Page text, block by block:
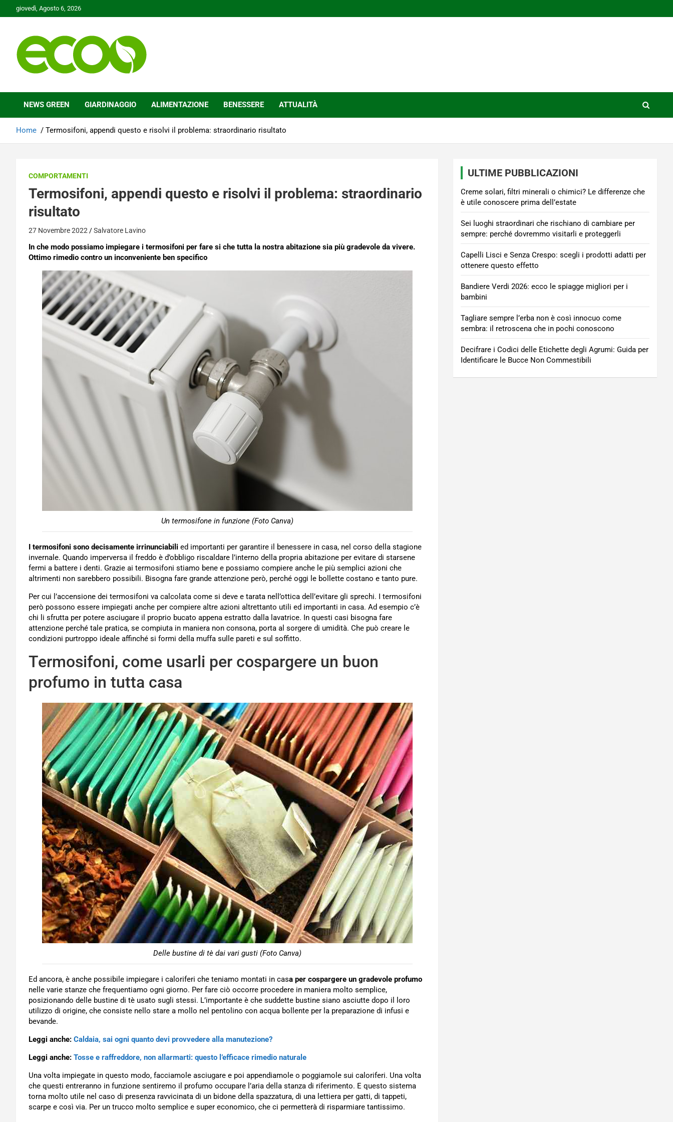
to
giovedì, Agosto 6, 2026
Ecoo.it
NEWS GREEN GIARDINAGGIO ALIMENTAZIONE BENESSERE ATTUALITÀ
Home Termosifoni, appendi questo e risolvi il problema: straordinario risultato
COMPORTAMENTI
Termosifoni, appendi questo e risolvi il problema: straordinario
risultato
27 Novembre 2022 Salvatore Lavino
In che modo possiamo impiegare i termosifoni per fare si che tutta la nostra abitazione sia più gradevole da vivere.
Ottimo rimedio contro un inconveniente ben specifico
Un termosifone in funzione (Foto Canva)
I termosifoni sono decisamente irrinunciabili ed importanti per garantire il benessere in casa, nel corso della stagione
invernale. Quando imperversa il freddo è d’obbligo riscaldare l’interno della propria abitazione per evitare di starsene
fermi a battere i denti. Grazie ai termosifoni stiamo bene e possiamo compiere anche le più semplici azioni che
altrimenti non sarebbero possibili. Bisogna fare grande attenzione però, perché oggi le bollette costano e tanto pure.
Per cui l’accensione dei termosifoni va calcolata come si deve e tarata nell’ottica dell’evitare gli sprechi. I termosifoni
però possono essere impiegati anche per compiere altre azioni altrettanto utili ed importanti in casa. Ad esempio c’è
chi li sfrutta per potere asciugare il proprio bucato appena estratto dalla lavatrice. In questi casi bisogna fare
attenzione perché tale pratica, se compiuta in maniera non consona, porta al sorgere di umidità. Che può creare le
condizioni purtroppo ideale affinché si formi della muffa sulle pareti e sul soffitto.
Termosifoni, come usarli per cospargere un buon
profumo in tutta casa
Delle bustine di tè dai vari gusti (Foto Canva)
Ed ancora, è anche possibile impiegare i caloriferi che teniamo montati in casa per cospargere un gradevole profumo
nelle varie stanze che frequentiamo ogni giorno. Per fare ciò occorre procedere in maniera molto semplice,
posizionando delle bustine di tè usato sugli stessi. L’importante è che suddette bustine siano asciutte dopo il loro
utilizzo di origine, che consiste nello stare a mollo nel pentolino con acqua bollente per la preparazione di infusi e
bevande.
Leggi anche: Caldaia, sai ogni quanto devi provvedere alla manutezione?
Leggi anche: Tosse e raffreddore, non allarmarti: questo l’efficace rimedio naturale
Una volta impiegate in questo modo, facciamole asciugare e poi appendiamole o poggiamole sui caloriferi. Una volta
che questi entreranno in funzione sentiremo il profumo occupare l’aria della stanza di riferimento. E questo sistema
torna molto utile nel caso di presenza ravvicinata di un bidone della spazzatura, di una lettiera per gatti, di tappeti,
scarpe e così via. Per un trucco molto semplice e super economico, che ci permetterà di risparmiare tantissimo.
ULTIME PUBBLICAZIONI
Creme solari, filtri minerali o chimici? Le differenze che
è utile conoscere prima dell’estate
Sei luoghi straordinari che rischiano di cambiare per
sempre: perché dovremmo visitarli e proteggerli
Capelli Lisci e Senza Crespo: scegli i prodotti adatti per
ottenere questo effetto
Bandiere Verdi 2026: ecco le spiagge migliori per i
bambini
Tagliare sempre l’erba non è così innocuo come
sembra: il retroscena che in pochi conoscono
Decifrare i Codici delle Etichette degli Agrumi: Guida per
Identificare le Bucce Non Commestibili